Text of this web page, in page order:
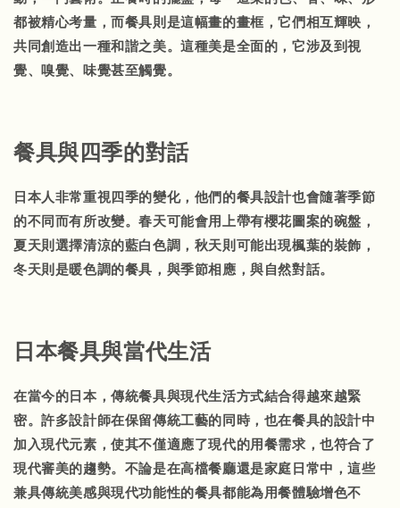
都被精心考量，而餐具則是這幅畫的畫框，它們相互輝映，
共同創造出一種和諧之美。這種美是全面的，它涉及到視
覺、嗅覺、味覺甚至觸覺。
餐具與四季的對話
日本人非常重視四季的變化，他們的餐具設計也會隨著季節
的不同而有所改變。春天可能會用上帶有櫻花圖案的碗盤，
夏天則選擇清涼的藍白色調，秋天則可能出現楓葉的裝飾，
冬天則是暖色調的餐具，與季節相應，與自然對話。
日本餐具與當代生活
在當今的日本，傳統餐具與現代生活方式結合得越來越緊
密。許多設計師在保留傳統工藝的同時，也在餐具的設計中
加入現代元素，使其不僅適應了現代的用餐需求，也符合了
現代審美的趨勢。不論是在高檔餐廳還是家庭日常中，這些
兼具傳統美感與現代功能性的餐具都能為用餐體驗增色不